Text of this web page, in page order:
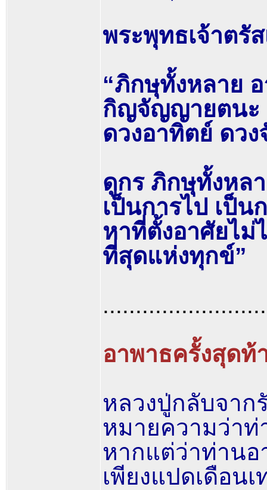
พระพุทธเจ้าตรั
“ภิกษุทั้งหลาย
กิญจัญญายตนะ
ดวงอาทิตย์ ดว
ดูกร ภิกษุทั้งหล
เป็นการไป เป็
หาที่ตั้งอาศัยไม่
ที่สุดแห่งทุกข์”
อาพาธครั้งสุดท้
หลวงปู่กลับจาก
หมายความว่าท่
หากแต่ว่าท่านอ
เพียงแปดเดือน